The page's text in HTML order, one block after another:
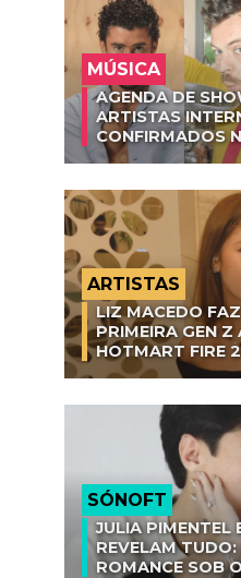
MÚSICA
AGENDA DE
ARTISTAS
CONFIRMADOS
ARTISTAS
LIZ MACEDO
PRIMEIRA GEN Z
HOTMART FIRE
SÓNOFT
JULIA PIMENTEL
REVELAM
ROMANCE SOB